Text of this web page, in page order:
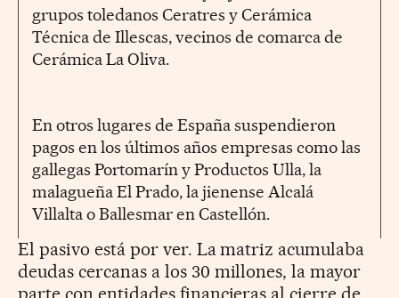
grupos toledanos Ceratres y Cerámica
Técnica de Illescas, vecinos de comarca de
Cerámica La Oliva.
En otros lugares de España suspendieron
pagos en los últimos años empresas como las
gallegas Portomarín y Productos Ulla, la
malagueña El Prado, la jienense Alcalá
Villalta o Ballesmar en Castellón.
El pasivo está por ver. La matriz acumulaba
deudas cercanas a los 30 millones, la mayor
parte con entidades financieras al cierre de